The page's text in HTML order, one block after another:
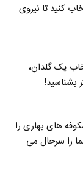
کنید تا نیروی
یک گلدان،
بشناسید!
های بهاری را
را سرحال می‌